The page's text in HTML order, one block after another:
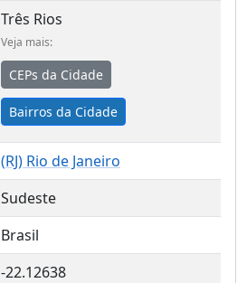
Três Rios
Veja mais:
CEPs da Cidade
Bairros da Cidade
(RJ) Rio de Janeiro
Sudeste
Brasil
-22.12638